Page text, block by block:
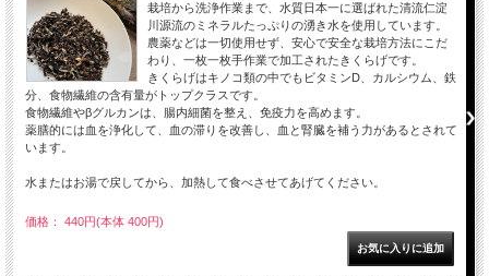
栽培から洗浄作業まで、水質日本一に選ばれた清流仁淀
川源流のミネラルたっぷりの湧き水を使用しています。
農薬などは一切使用せず、安心で安全な栽培方法にこだ
わり、一枚一枚手作業で加工されたきくらげです。
きくらげはキノコ類の中でもビタミンD、カルシウム、鉄
分、食物繊維の含有量がトップクラスです。
食物繊維やβグルカンは、腸内細菌を整え、免疫力を高めます。
薬膳的には血を浄化して、血の滞りを改善し、血と腎臓を補う力があるとされて
います。
水またはお湯で戻してから、加熱して食べさせてあげてください。
価格： 440円(本体 400円)